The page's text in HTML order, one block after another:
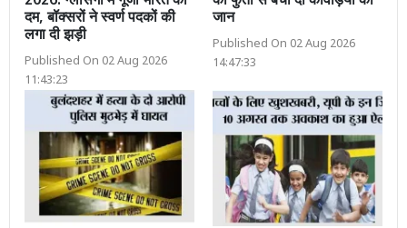
दम, बॉक्सरों ने स्वर्ण पदकों की
लगा दी झड़ी
Published On 02 Aug 2026
11:43:23
जान
Published On 02 Aug 2026
14:47:33